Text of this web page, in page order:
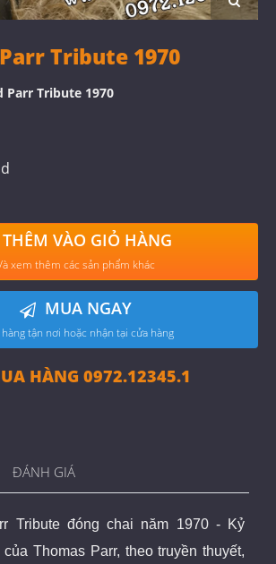
Tribute 1970
Parr Tribute 1970
THÊM VÀO GIỎ HÀNG
xem thêm các sản phẩm khác
MUA NGAY
tận nơi hoặc nhận tại cửa hàng
HÀNG 0972.12345.1
ĐÁNH GIÁ
Tribute đóng chai năm 1970 - Kỷ
Thomas Parr, theo truyền thuyết,